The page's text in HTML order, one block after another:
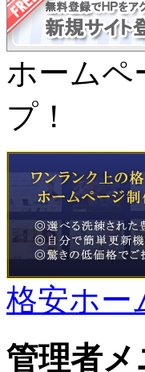
ホームペ
プ！
格安ホー
管理者メ